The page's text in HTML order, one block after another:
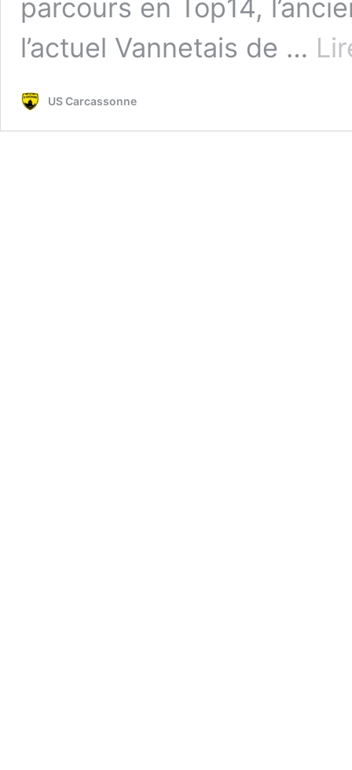
parcours en Top14,
l’actuel Vannetais de …
US Carcassonne